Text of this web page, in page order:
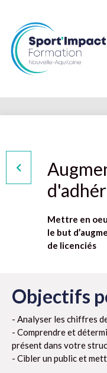
Mettre en
le but
de licenciés
Objectifs
- Analyser les chiffres
- Comprendre et
présent dans votre
- Cibler un public et